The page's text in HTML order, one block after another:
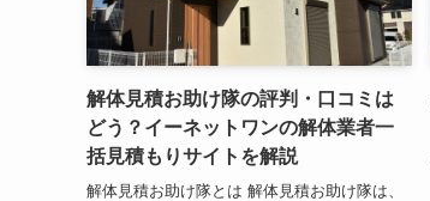
解体見積お助け隊の評判・口コミは
どう？イーネットワンの解体業者一
括見積もりサイトを解説
解体見積お助け隊とは 解体見積お助け隊は、